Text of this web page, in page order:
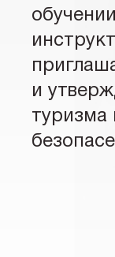
и
туризма